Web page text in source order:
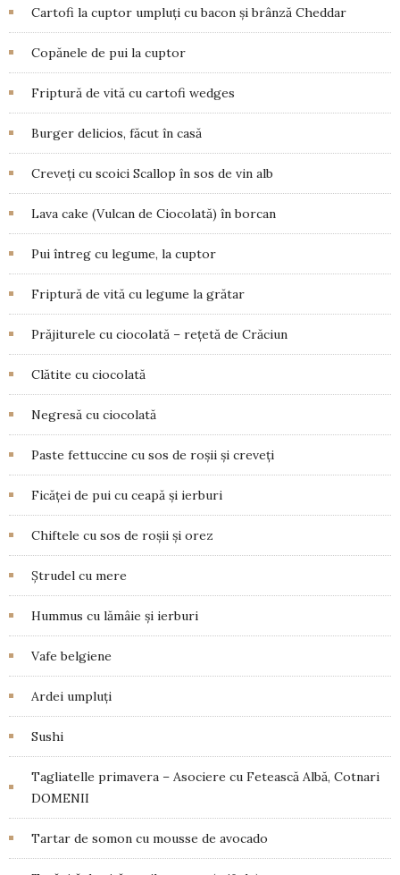
Cartofi la cuptor umpluți cu bacon și brânză Cheddar
Copănele de pui la cuptor
Friptură de vită cu cartofi wedges
Burger delicios, făcut în casă
Creveți cu scoici Scallop în sos de vin alb
Lava cake (Vulcan de Ciocolată) în borcan
Pui întreg cu legume, la cuptor
Friptură de vită cu legume la grătar
Prăjiturele cu ciocolată – rețetă de Crăciun
Clătite cu ciocolată
Negresă cu ciocolată
Paste fettuccine cu sos de roșii și creveți
Ficăței de pui cu ceapă și ierburi
Chiftele cu sos de roșii și orez
Ștrudel cu mere
Hummus cu lămâie și ierburi
Vafe belgiene
Ardei umpluți
Sushi
Tagliatelle primavera – Asociere cu Fetească Albă, Cotnari
DOMENII
Tartar de somon cu mousse de avocado